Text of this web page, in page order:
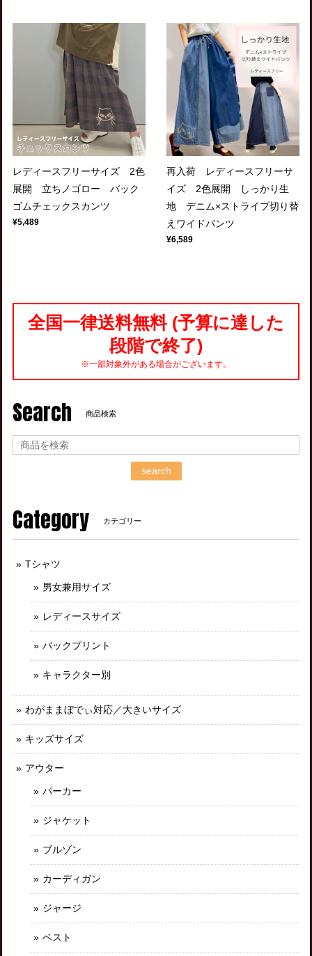
レディースフリーサイズ 2色
展開 立ちノゴロー バック
ゴムチェックスカンツ
¥5,489
再入荷 レディースフリーサ
イズ 2色展開 しっかり生
地 デニム×ストライプ切り替
えワイドパンツ
¥6,589
全国一律送料無料 (予算に達した
段階で終了)
※一部対象外がある場合がございます。
Search 商品検索
search
Category カテゴリー
Tシャツ
男女兼用サイズ
レディースサイズ
バックプリント
キャラクター別
わがままぼでぃ対応／大きいサイズ
キッズサイズ
アウター
パーカー
ジャケット
ブルゾン
カーディガン
ジャージ
ベスト